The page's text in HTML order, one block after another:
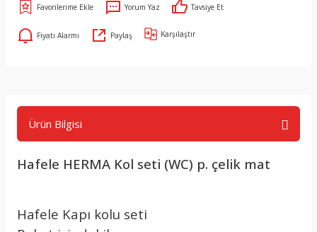
Yorum Yaz Tavsiye Et
Fiyatı Alarmı Paylaş Karşılaştır
Ürün Bilgisi
Hafele HERMA Kol seti (WC) p. çelik mat
Hafele Kapı kolu seti